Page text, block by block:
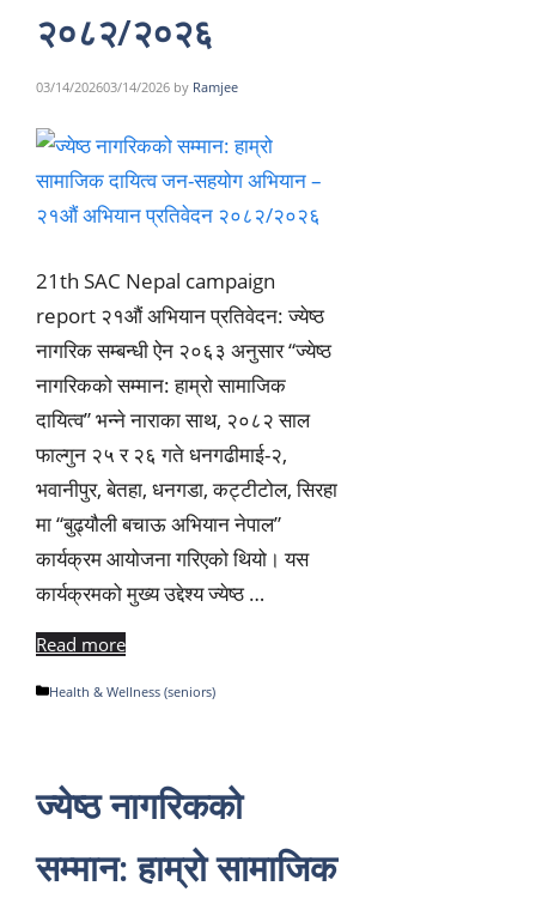
२०८२/२०२६
03/14/202603/14/2026 by Ramjee
21th SAC Nepal campaign
report २१औं अभियान प्रतिवेदन: ज्येष्ठ
नागरिक सम्बन्धी ऐन २०६३ अनुसार “ज्येष्ठ
नागरिकको सम्मान: हाम्रो सामाजिक
दायित्व” भन्ने नाराका साथ, २०८२ साल
फाल्गुन २५ र २६ गते धनगढीमाई-२,
भवानीपुर, बेतहा, धनगडा, कट्टीटोल, सिरहा
मा “बुढ्यौली बचाऊ अभियान नेपाल”
कार्यक्रम आयोजना गरिएको थियो। यस
कार्यक्रमको मुख्य उद्देश्य ज्येष्ठ …
Read more
Categories
Health & Wellness (seniors)
ज्येष्ठ नागरिकको
सम्मान: हाम्रो सामाजिक